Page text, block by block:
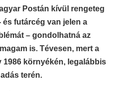
Postán kívül rengeteg
futárcég van jelen a
– gondolhatná az
is. Tévesen, mert a
környékén, legalábbis
terén.